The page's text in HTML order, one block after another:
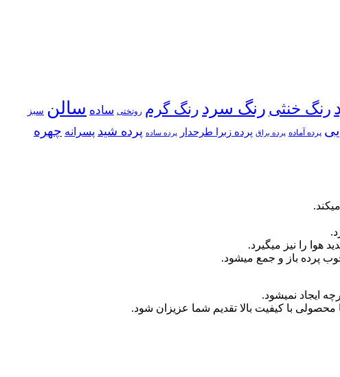
رنگ خنثی رنگ سرد رنگ گرم روتختی ساده سالن سبز
پرده آماده پرده براق پرده زبرا طرحدار پرده ساده پرده شید پسرانه چهره
هوا را نیز میگیرد.
پرده باز و جمع میشود.
ایجاد نمیشود.
با کیفیت بالا تقدیم شما عزیزان شود.